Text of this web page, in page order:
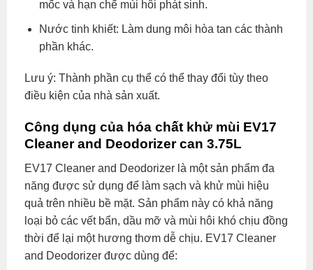
mốc và hạn chế mùi hôi phát sinh.
Nước tinh khiết: Làm dung môi hòa tan các thành
phần khác.
Lưu ý: Thành phần cụ thể có thể thay đổi tùy theo
điều kiện của nhà sản xuất.
Công dụng của hóa chất khử mùi EV17
Cleaner and Deodorizer can 3.75L
EV17 Cleaner and Deodorizer là một sản phẩm đa
năng được sử dụng để làm sạch và khử mùi hiệu
quả trên nhiều bề mặt. Sản phẩm này có khả năng
loại bỏ các vết bẩn, dầu mỡ và mùi hôi khó chịu đồng
thời để lại một hương thơm dễ chịu. EV17 Cleaner
and Deodorizer được dùng để: